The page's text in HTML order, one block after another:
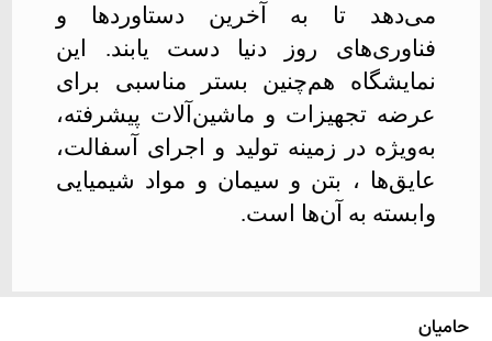
می‌دهد تا به آخرین دستاوردها و
فناوری‌های روز دنیا دست یابند. این
نمایشگاه هم‌چنین بستر مناسبی برای
عرضه تجهیزات و ماشین‌آلات پیشرفته،
به‌ویژه در زمینه تولید و اجرای آسفالت،
عایق‌ها ، بتن و سیمان و مواد شیمیایی
وابسته به آن‌ها است.
حامیان